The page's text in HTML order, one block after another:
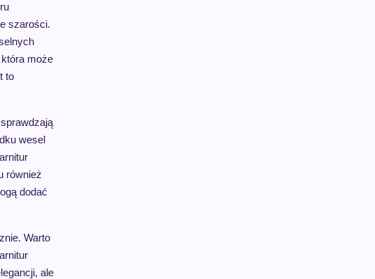
szarości.
może
to
wesel
również
dodać
Warto
ale